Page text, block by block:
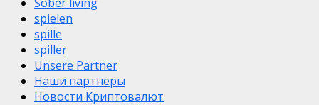
spielen
spille
spiller
Unsere Partner
Наши партнеры
Новости Криптовалют